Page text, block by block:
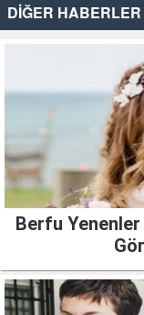
DİĞER HABERLER
Berfu